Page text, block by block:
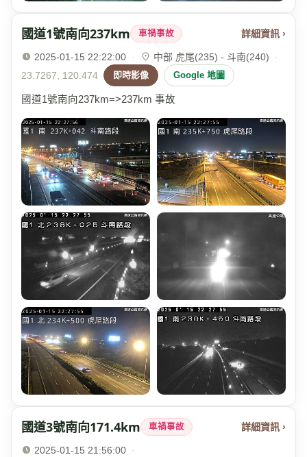
國道1號南向237km 車禍事故 詳細資訊 ›
2025-01-15 22:22:00 · 中部 虎尾(235) - 斗南(240)
·
23.7267, 120.474
即時影像 Google 地圖
國道1號南向237km=>237km 事故
國道3號南向171.4km 車禍事故 詳細資訊 ›
2025-01-15 21:56:00
·